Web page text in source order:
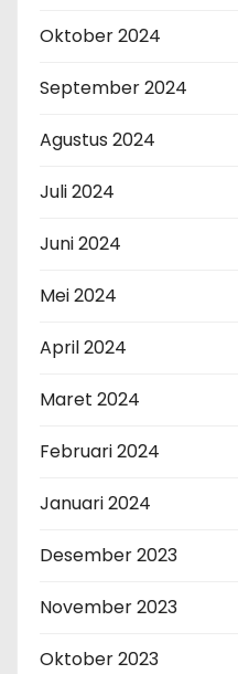
Oktober 2024
September 2024
Agustus 2024
Juli 2024
Juni 2024
Mei 2024
April 2024
Maret 2024
Februari 2024
Januari 2024
Desember 2023
November 2023
Oktober 2023